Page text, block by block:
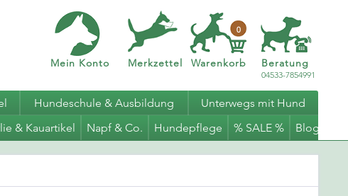
Mein Konto Merkzettel Warenkorb
0
Beratung
04533-7854991
Hundeschule & Ausbildung
Unterwegs mit Hund
& Kauartikel Napf & Co. Hundepflege % SALE % Blog